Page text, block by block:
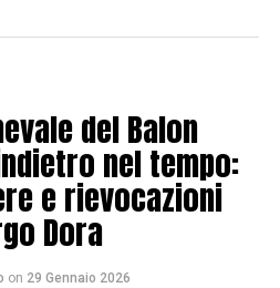
del Balon
nel tempo:
e rievocazioni
Dora
on 29 Gennaio 2026